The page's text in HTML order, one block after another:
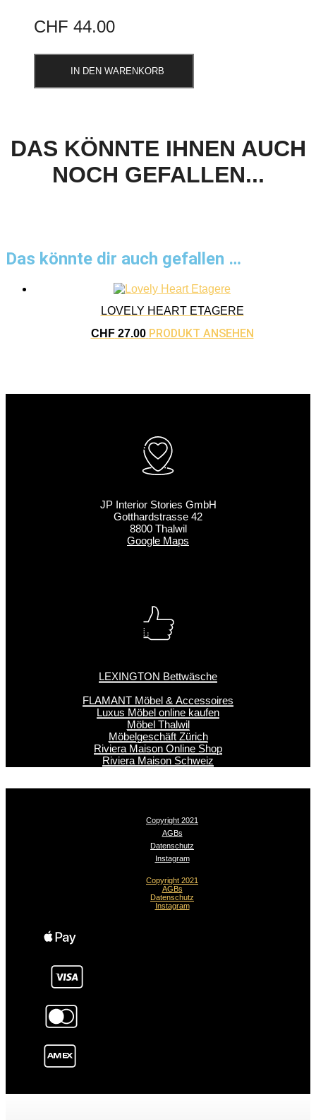
CHF 44.00
IN DEN WARENKORB
DAS KÖNNTE IHNEN AUCH
NOCH GEFALLEN...
Das könnte dir auch gefallen …
LOVELY HEART ETAGERE
CHF27.00 PRODUKT ANSEHEN
JP Interior Stories GmbH
Gotthardstrasse 42
8800 Thalwil
Google Maps
LEXINGTON Bettwäsche
FLAMANT Möbel & Accessoires
Luxus Möbel online kaufen
Möbel Thalwil
Möbelgeschäft Zürich
Riviera Maison Online Shop
Riviera Maison Schweiz
Copyright 2021
AGBs
Datenschutz
Instagram
Copyright 2021
AGBs
Datenschutz
Instagram